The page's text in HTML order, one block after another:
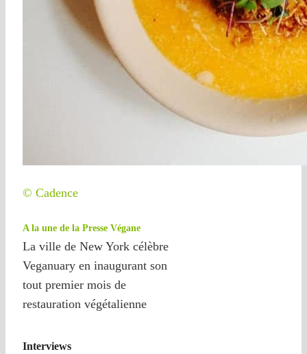
© Cadence
A la une de la Presse Végane
La ville de New York célèbre
Veganuary en inaugurant son
tout premier mois de
restauration végétalienne
Interviews